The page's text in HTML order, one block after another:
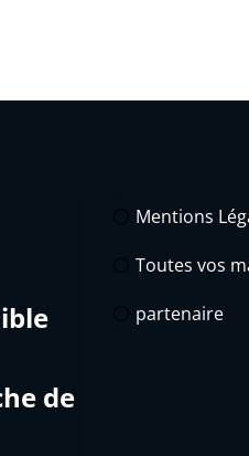
de
Mentions
Toutes vos
partenaire